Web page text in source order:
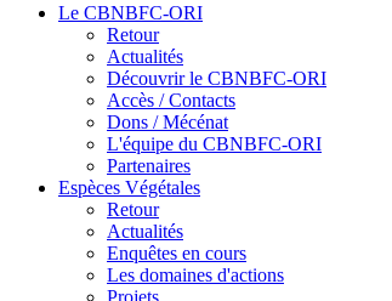
Le CBNBFC-ORI
Retour
Actualités
Découvrir le CBNBFC-ORI
Accès / Contacts
Dons / Mécénat
L'équipe du CBNBFC-ORI
Partenaires
Espèces Végétales
Retour
Actualités
Enquêtes en cours
Les domaines d'actions
Projets